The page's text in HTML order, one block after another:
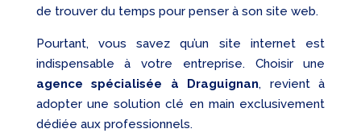
de trouver du temps pour penser à son site web.
Pourtant, vous savez qu’un site internet est
indispensable à votre entreprise. Choisir une
agence spécialisée à Draguignan, revient à
adopter une solution clé en main exclusivement
dédiée aux professionnels.